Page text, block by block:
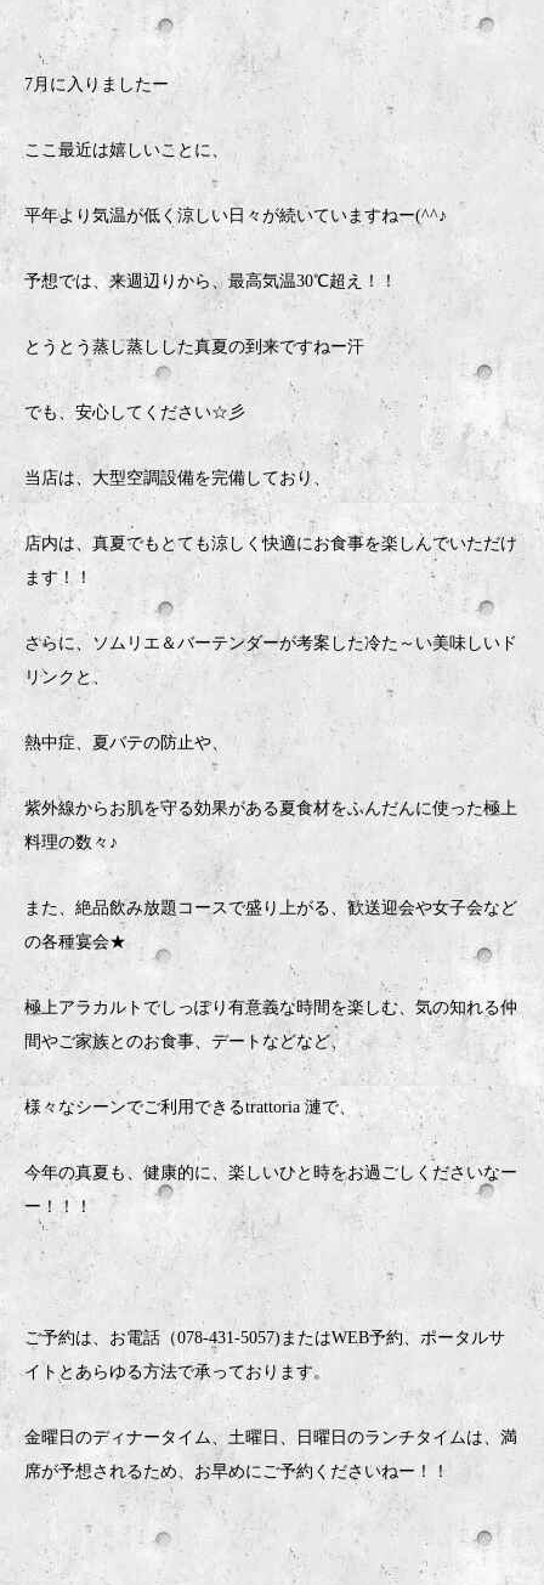
7月に入りましたー
ここ最近は嬉しいことに、
平年より気温が低く涼しい日々が続いていますねー(^^♪
予想では、来週辺りから、最高気温30℃超え！！
とうとう蒸し蒸しした真夏の到来ですねー汗
でも、安心してください☆彡
当店は、大型空調設備を完備しており、
店内は、真夏でもとても涼しく快適にお食事を楽しんでいただけ
ます！！
さらに、ソムリエ＆バーテンダーが考案した冷た～い美味しいド
リンクと、
熱中症、夏バテの防止や、
紫外線からお肌を守る効果がある夏食材をふんだんに使った極上
料理の数々♪
また、絶品飲み放題コースで盛り上がる、歓送迎会や女子会など
の各種宴会★
極上アラカルトでしっぽり有意義な時間を楽しむ、気の知れる仲
間やご家族とのお食事、デートなどなど、
様々なシーンでご利用できるtrattoria 漣で、
今年の真夏も、健康的に、楽しいひと時をお過ごしくださいなー
ー！！！
ご予約は、お電話（078-431-5057)またはWEB予約、ポータルサ
イトとあらゆる方法で承っております。
金曜日のディナータイム、土曜日、日曜日のランチタイムは、満
席が予想されるため、お早めにご予約くださいねー！！